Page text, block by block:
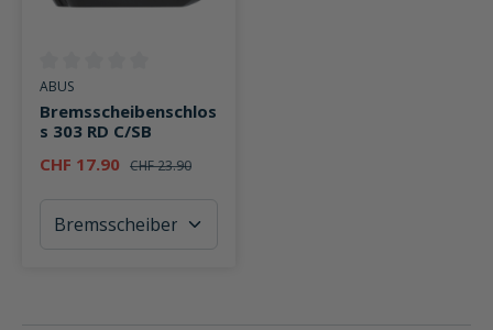
Durchschnittliche Bewertung von 0 von 5 Sternen
ABUS
Bremsscheibenschlos
s 303 RD C/SB
CHF 17.90 CHF 23.90